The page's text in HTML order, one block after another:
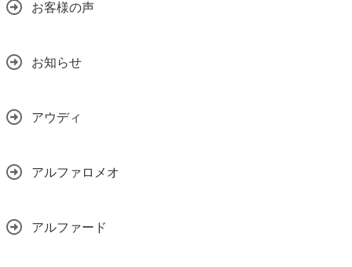
お客様の声
お知らせ
アウディ
アルファロメオ
アルファード